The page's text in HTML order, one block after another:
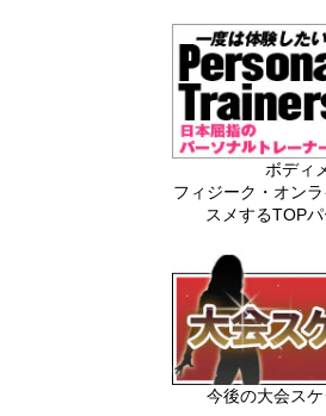
ボディ
フィジーク・オン
スメするTOP
今後の大会スケ